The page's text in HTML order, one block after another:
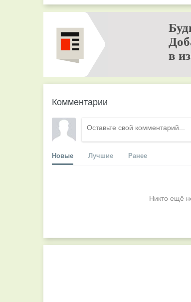
в
Комментарии
Новые Лучшие Ранее
Никто ещё